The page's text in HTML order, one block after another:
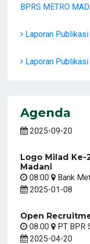
BPRS METRO
Laporan
Laporan
Agenda
2025-09-20
Logo Milad Ke-
Madani
08:00
Bank
2025-01-08
Open
08.00
PT BPR
2025-04-20